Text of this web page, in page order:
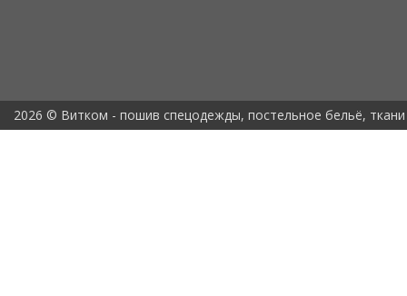
2026 © Витком - пошив спецодежды, постельное бельё, ткани